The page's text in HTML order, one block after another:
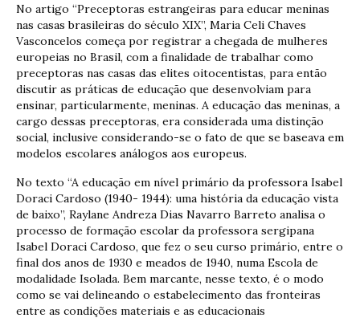
No artigo “Preceptoras estrangeiras para educar meninas
nas casas brasileiras do século XIX”, Maria Celi Chaves
Vasconcelos começa por registrar a chegada de mulheres
europeias no Brasil, com a finalidade de trabalhar como
preceptoras nas casas das elites oitocentistas, para então
discutir as práticas de educação que desenvolviam para
ensinar, particularmente, meninas. A educação das meninas, a
cargo dessas preceptoras, era considerada uma distinção
social, inclusive considerando-se o fato de que se baseava em
modelos escolares análogos aos europeus.
No texto “A educação em nível primário da professora Isabel
Doraci Cardoso (1940- 1944): uma história da educação vista
de baixo”, Raylane Andreza Dias Navarro Barreto analisa o
processo de formação escolar da professora sergipana
Isabel Doraci Cardoso, que fez o seu curso primário, entre o
final dos anos de 1930 e meados de 1940, numa Escola de
modalidade Isolada. Bem marcante, nesse texto, é o modo
como se vai delineando o estabelecimento das fronteiras
entre as condições materiais e as educacionais